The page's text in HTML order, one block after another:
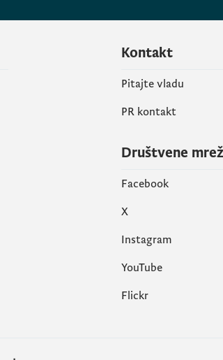
Kontakt
Pitajte vladu
PR kontakt
Društvene
Facebook
X
Instagram
YouTube
Flickr